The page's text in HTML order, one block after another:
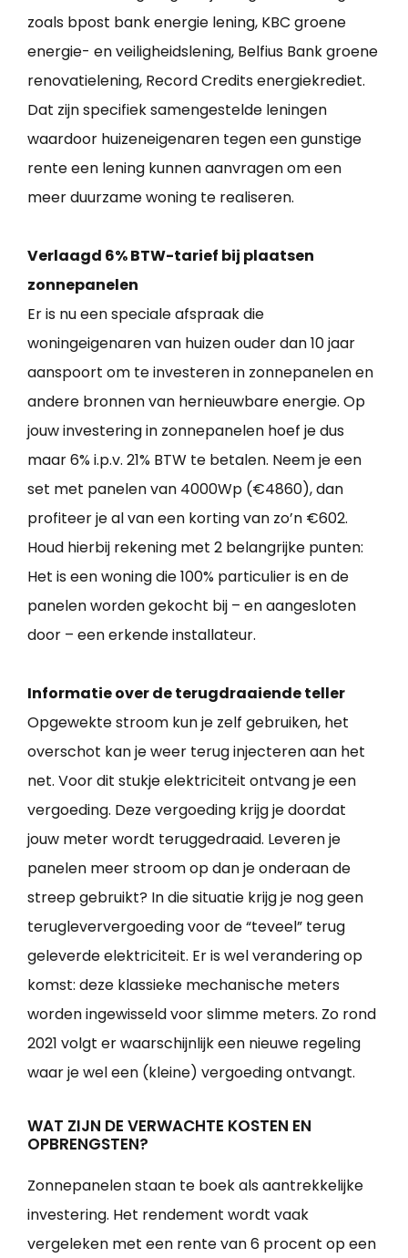
zoals bpost bank energie lening, KBC groene
energie- en veiligheidslening, Belfius Bank groene
renovatielening, Record Credits energiekrediet.
Dat zijn specifiek samengestelde leningen
waardoor huizeneigenaren tegen een gunstige
rente een lening kunnen aanvragen om een
meer duurzame woning te realiseren.
Verlaagd 6% BTW-tarief bij plaatsen
zonnepanelen
Er is nu een speciale afspraak die
woningeigenaren van huizen ouder dan 10 jaar
aanspoort om te investeren in zonnepanelen en
andere bronnen van hernieuwbare energie. Op
jouw investering in zonnepanelen hoef je dus
maar 6% i.p.v. 21% BTW te betalen. Neem je een
set met panelen van 4000Wp (€4860), dan
profiteer je al van een korting van zo’n €602.
Houd hierbij rekening met 2 belangrijke punten:
Het is een woning die 100% particulier is en de
panelen worden gekocht bij – en aangesloten
door – een erkende installateur.
Informatie over de terugdraaiende teller
Opgewekte stroom kun je zelf gebruiken, het
overschot kan je weer terug injecteren aan het
net. Voor dit stukje elektriciteit ontvang je een
vergoeding. Deze vergoeding krijg je doordat
jouw meter wordt teruggedraaid. Leveren je
panelen meer stroom op dan je onderaan de
streep gebruikt? In die situatie krijg je nog geen
terugleververgoeding voor de “teveel” terug
geleverde elektriciteit. Er is wel verandering op
komst: deze klassieke mechanische meters
worden ingewisseld voor slimme meters. Zo rond
2021 volgt er waarschijnlijk een nieuwe regeling
waar je wel een (kleine) vergoeding ontvangt.
WAT ZIJN DE VERWACHTE KOSTEN EN
OPBRENGSTEN?
Zonnepanelen staan te boek als aantrekkelijke
investering. Het rendement wordt vaak
vergeleken met een rente van 6 procent op een